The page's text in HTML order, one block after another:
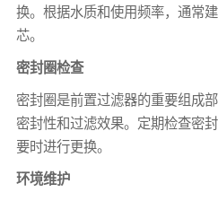
换。根据水质和使用频率，通常
芯。
密封圈检查
密封圈是前置过滤器的重要组成
密封性和过滤效果。定期检查密
要时进行更换。
环境维护